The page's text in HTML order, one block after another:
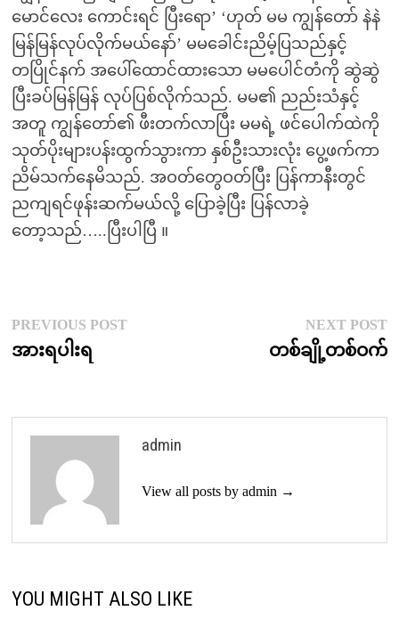
မောင်လေး ကောင်းရင် ပြီးရော’ ‘ဟုတ် မမ ကျွန်တော် နဲနဲ
မြန်မြန်လုပ်လိုက်မယ်နော်’ မမခေါင်းညိမ့်ပြသည်နှင့်
တပြိုင်နက် အပေါ်ထောင်ထားသော မမပေါင်တံကို ဆွဲဆွဲ
ပြီးခပ်မြန်မြန် လုပ်ပြစ်လိုက်သည်. မမ၏ ညည်းသံနှင့်
အတူ ကျွန်တော်၏ ဖီးတက်လာပြီး မမရဲ့ ဖင်ပေါက်ထဲကို
သုတ်ပိုးများပန်းထွက်သွားကာ နှစ်ဦးသားလုံး ပွေ့ဖက်ကာ
ညိမ်သက်နေမိသည်. အဝတ်တွေဝတ်ပြီး ပြန်ကာနီးတွင်
ညကျရင်ဖုန်းဆက်မယ်လို့ ပြောခဲ့ပြီး ပြန်လာခဲ့
တော့သည်…..ပြီးပါပြီ ။
Post
navigation
PREVIOUS POSTPrevious
အားရပါးရ
NEXT POST
တစ်ချို့တစ်ဝက်
admin
View all posts by admin →
YOU MIGHT ALSO LIKE